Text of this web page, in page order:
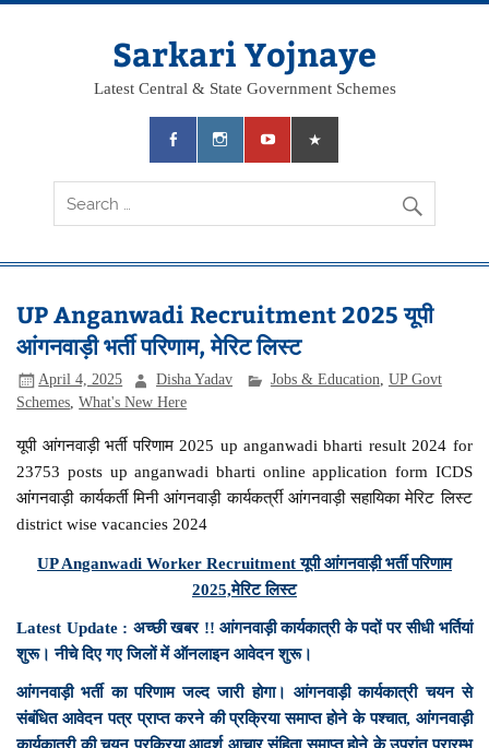
Skip
Sarkari Yojnaye
Latest Central & State Government Schemes
UP Anganwadi Recruitment 2025 यूपी
आंगनवाड़ी भर्ती परिणाम, मेरिट लिस्ट
April 4, 2025 Disha Yadav Jobs & Education UP Govt
Schemes ,What's New Here
यूपी आंगनवाड़ी भर्ती परिणाम 2025 up anganwadi bharti result 2024 for
23753 posts up anganwadi bharti online application form ICDS
आंगनवाड़ी कार्यकर्ती मिनी आंगनवाड़ी कार्यकर्त्री आंगनवाड़ी सहायिका मेरिट लिस्ट
district wise vacancies 2024
UP Anganwadi Worker Recruitment यूपी आंगनवाड़ी भर्ती परिणाम
2025,मेरिट लिस्ट
Latest Update : अच्छी खबर !! आंगनवाड़ी कार्यकात्री के पदों पर सीधी भर्तियां
शुरू। नीचे दिए गए जिलों में ऑनलाइन आवेदन शुरू।
आंगनवाड़ी भर्ती का परिणाम जल्द जारी होगा। आंगनवाड़ी कार्यकात्री चयन से
संबंधित आवेदन पत्र प्राप्त करने की प्रक्रिया समाप्त होने के पश्चात, आंगनवाड़ी